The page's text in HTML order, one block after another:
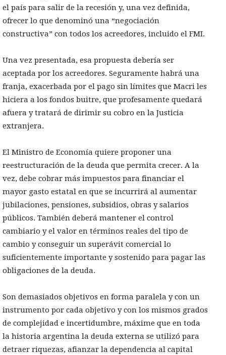
el país para salir de la recesión y, una vez definida,
ofrecer lo que denominó una “negociación
constructiva” con todos los acreedores, incluido el FMI.
Una vez presentada, esa propuesta debería ser
aceptada por los acreedores. Seguramente habrá una
franja, exacerbada por el pago sin límites que Macri les
hiciera a los fondos buitre, que profesamente quedará
afuera y tratará de dirimir su cobro en la Justicia
extranjera.
El Ministro de Economía quiere proponer una
reestructuración de la deuda que permita crecer. A la
vez, debe cobrar más impuestos para financiar el
mayor gasto estatal en que se incurrirá al aumentar
jubilaciones, pensiones, subsidios, obras y salarios
públicos. También deberá mantener el control
cambiario y el valor en términos reales del tipo de
cambio y conseguir un superávit comercial lo
suficientemente importante y sostenido para pagar las
obligaciones de la deuda.
Son demasiados objetivos en forma paralela y con un
instrumento por cada objetivo y con los mismos grados
de complejidad e incertidumbre, máxime que en toda
la historia argentina la deuda externa se utilizó para
detraer riquezas, afianzar la dependencia al capital